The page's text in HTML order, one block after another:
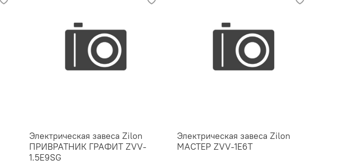
Электрическая завеса Zilon
ПРИВРАТНИК ГРАФИТ ZVV-
1.5E9SG
Электрическая завеса Zilon
МАСТЕР ZVV-1E6T